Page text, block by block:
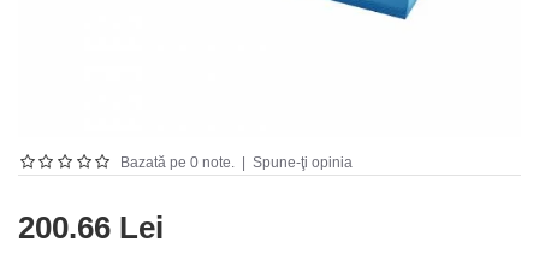
Bazată pe 0 note. Spune-ţi opinia
200.66 Lei